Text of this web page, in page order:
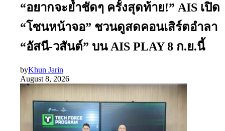
“อยากจะย้ำชัดๆ ครั้งสุดท้าย!” AIS เปิด
“โซนหน้าจอ” ชวนดูสดคอนเสิร์ตอำลา
“อัสนี-วสันต์” บน AIS PLAY 8 ก.ย.นี้
byKhun Jarin
August 8, 2026